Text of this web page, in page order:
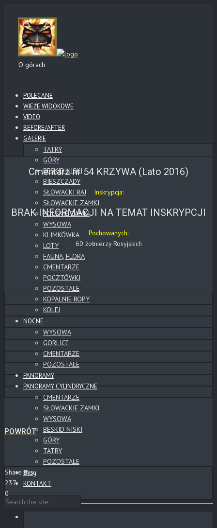
O górach
POLECANE
WIEŻE WIDOKOWE
VIDEO
BEFORE/AFTER
GALERIE
TATRY
GÓRY
BESKID NISKI
BIESZCZADY
SŁOWACKI RAJ
SŁOWACKIE ZAMKI
POLSKIE ZAMKI
WYSOWA
KLIMKÓWKA
LOTY
FAUNA, FLORA
CMENTARZE
POCZTÓWKI
POZOSTAŁE
KOPALNIE ROPY
KOLEJ
NOCNE
WYSOWA
GORLICE
CMENTARZE
POZOSTAŁE
PANORAMY
PANORAMY CYLINDRYCZNE
CMENTARZE
SŁOWACKIE ZAMKI
WYSOWA
BESKID NISKI
GÓRY
TATRY
POZOSTAŁE
Blog
KONTAKT
Cmentarz nr 54 KRZYWA (Lato 2016)
Inskrypcja:
BRAK INFORMACJI NA TEMAT INSKRYPCJI
Pochowanych:
60 żołnierzy Rosyjskich
POWRÓT
Share this:
237
0